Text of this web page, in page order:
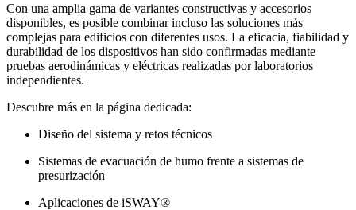
Con una amplia gama de variantes constructivas y accesorios
disponibles, es posible combinar incluso las soluciones más
complejas para edificios con diferentes usos. La eficacia, fiabilidad y
durabilidad de los dispositivos han sido confirmadas mediante
pruebas aerodinámicas y eléctricas realizadas por laboratorios
independientes.
Descubre más en la página dedicada:
Diseño del sistema y retos técnicos
Sistemas de evacuación de humo frente a sistemas de
presurización
Aplicaciones de iSWAY®